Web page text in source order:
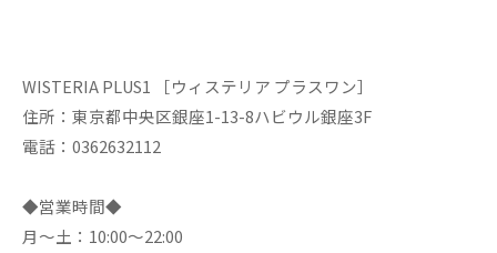
WISTERIA PLUS1 ［ウィステリア プラスワン］
住所：東京都中央区銀座1-13-8ハビウル銀座3F
電話：0362632112
◆営業時間◆
月～土：10:00～22:00